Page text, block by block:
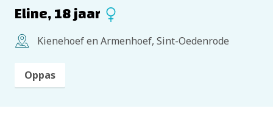
Eline, 18 jaar
Kienehoef en Armenhoef, Sint-Oedenrode
Oppas